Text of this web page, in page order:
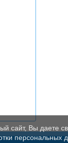
сайт, Вы даете